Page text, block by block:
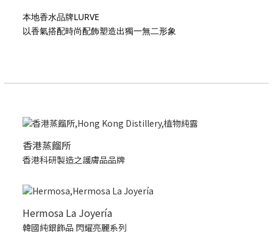
本地香水品牌LURVE
以香氣搭配時尚配飾塑造出獨一無二形象
香港蒸餾所
香港科研製造之護膚品品牌
Hermosa La Joyería
韓國純銀飾品 閃耀亮麗系列